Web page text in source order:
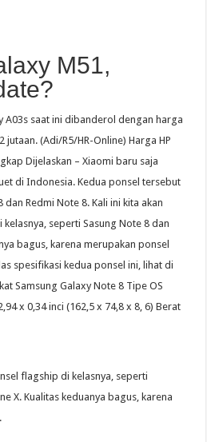
M51,
A03s saat ini dibanderol dengan harga
jutaan. (Adi/R5/HR-Online) Harga HP
Dijelaskan – Xiaomi baru saja
di Indonesia. Kedua ponsel tersebut
Redmi Note 8. Kali ini kita akan
seperti Sasung Note 8 dan
bagus, karena merupakan ponsel
spesifikasi kedua ponsel ini, lihat di
Samsung Galaxy Note 8 Tipe OS
x 0,34 inci (162,5 x 74,8 x 8, 6) Berat
flagship di kelasnya, seperti
X. Kualitas keduanya bagus, karena